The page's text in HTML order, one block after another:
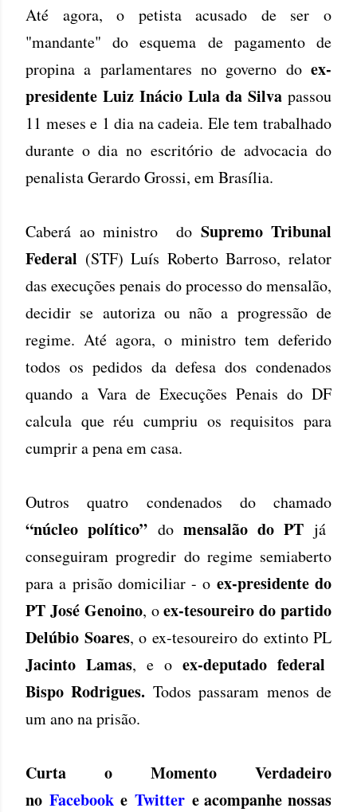
Até agora, o petista acusado de ser o
"mandante" do esquema de pagamento de
propina a parlamentares no governo doex-
presidente Luiz Inácio Lula da Silva passou
11 meses e 1 dia na cadeia. Ele tem trabalhado
durante o dia no escritório de advocacia do
penalista Gerardo Grossi, em Brasília.
Caberá ao ministro do Supremo Tribunal
Federal (STF) Luís Roberto Barroso, relator
das execuções penais do processo do mensalão,
decidir se autoriza ou não a progressão de
regime. Até agora, o ministro tem deferido
todos os pedidos da defesa dos condenados
quando a Vara de Execuções Penais do DF
calcula que réu cumpriu os requisitos para
cumprir a pena em casa.
Outros quatro condenados do chamado
“núcleo político” do mensalão do PT já
conseguiram progredir do regime semiaberto
para a prisão domiciliar - o ex-presidente do
PT José Genoino, oex-tesoureiro do partido
Delúbio Soares, o ex-tesoureiro do extinto PL
Jacinto Lamas, e o ex-deputado federal
Bispo Rodrigues. Todos passaram menos de
um ano na prisão.
Curta o Momento Verdadeiro
no FacebookeTwitter e acompanhe nossas